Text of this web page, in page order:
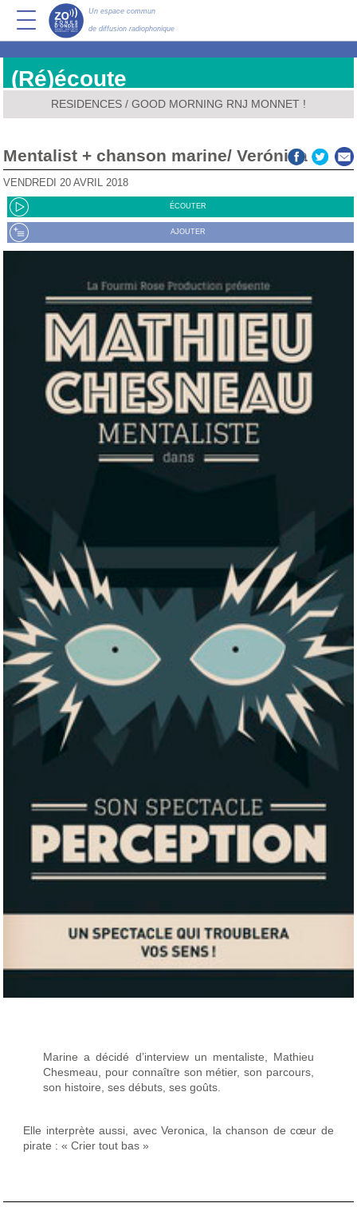
Un espace commun
de diffusion radiophonique
(Ré)écoute
RESIDENCES / GOOD MORNING RNJ MONNET !
Mentalist + chanson marine/ Verónica
VENDREDI 20 AVRIL 2018
ÉCOUTER
AJOUTER
Marine a décidé d’interview un mentaliste, Mathieu
Chesmeau , pour connaître son métier, son parcours,
son histoire, ses débuts, ses goûts.
Elle interprète aussi, avec Veronica, la chanson de cœur de
pirate : « Crier tout bas »